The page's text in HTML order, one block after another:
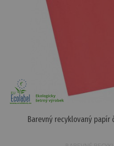
Barevný recyklovaný